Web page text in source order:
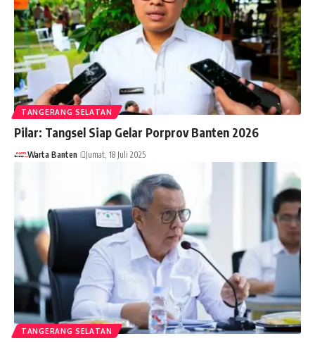
TANGERANG SELATAN
Pilar: Tangsel Siap Gelar Porprov Banten 2026
Warta Banten Jumat, 18 Juli 2025
TANGERANG SELATAN